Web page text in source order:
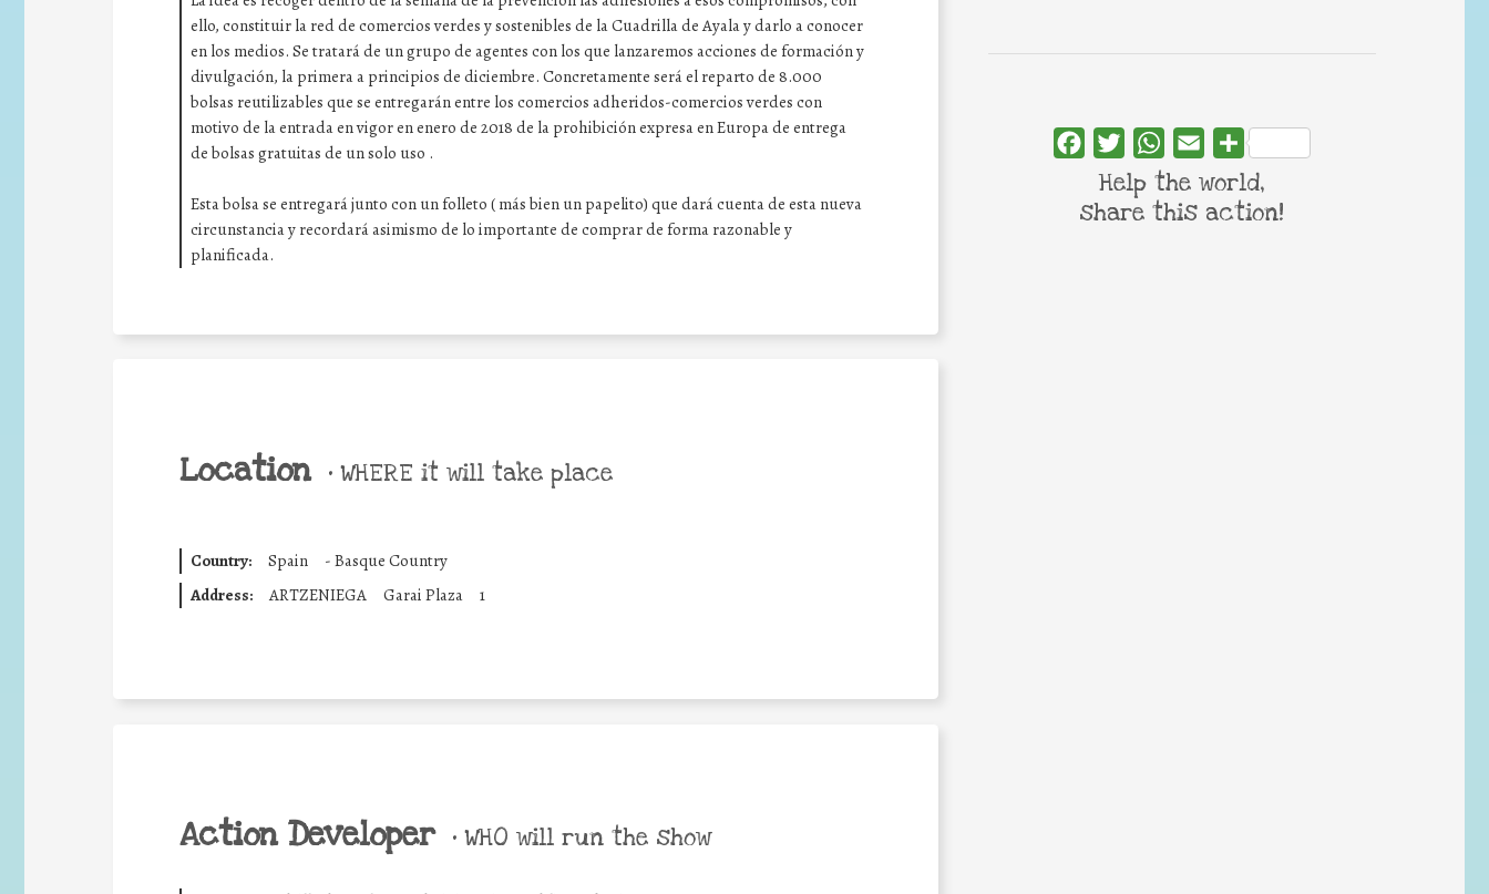
ello, constituir la red de comercios verdes y sostenibles de la Cuadrilla de Ayala y darlo a conocer
en los medios. Se tratará de un grupo de agentes con los que lanzaremos acciones de formación y
divulgación, la primera a principios de diciembre. Concretamente será el reparto de 8.000
bolsas reutilizables que se entregarán entre los comercios adheridos-comercios verdes con
motivo de la entrada en vigor en enero de 2018 de la prohibición expresa en Europa de entrega
de bolsas gratuitas de un solo uso .
Esta bolsa se entregará junto con un folleto ( más bien un papelito) que dará cuenta de esta nueva
circunstancia y recordará asimismo de lo importante de comprar de forma razonable y
planificada.
Location • WHERE it will take place
Country: Spain - Basque Country
Address:
ARTZENIEGA Garai Plaza 1
Action Developer • WHO will run the show
FacebookTwitterWhatsApp
Email Share
Help the world,
share this action!